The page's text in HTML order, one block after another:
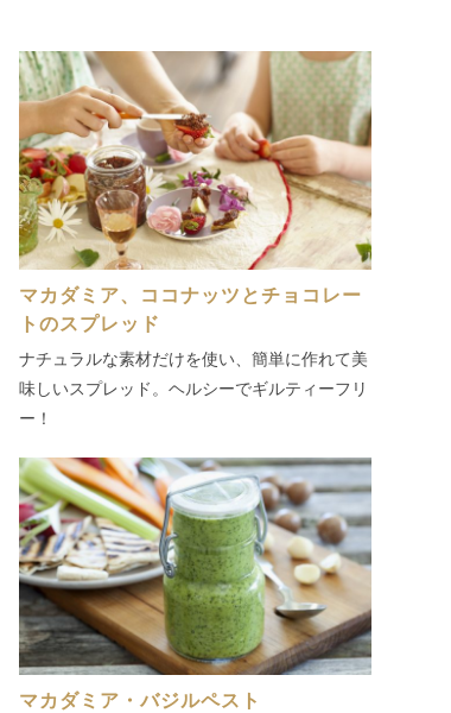
マカダミア、ココナッツとチョコレー
トのスプレッド
ナチュラルな素材だけを使い、簡単に作れて美
味しいスプレッド。ヘルシーでギルティーフリ
ー！
マカダミア・バジルペスト